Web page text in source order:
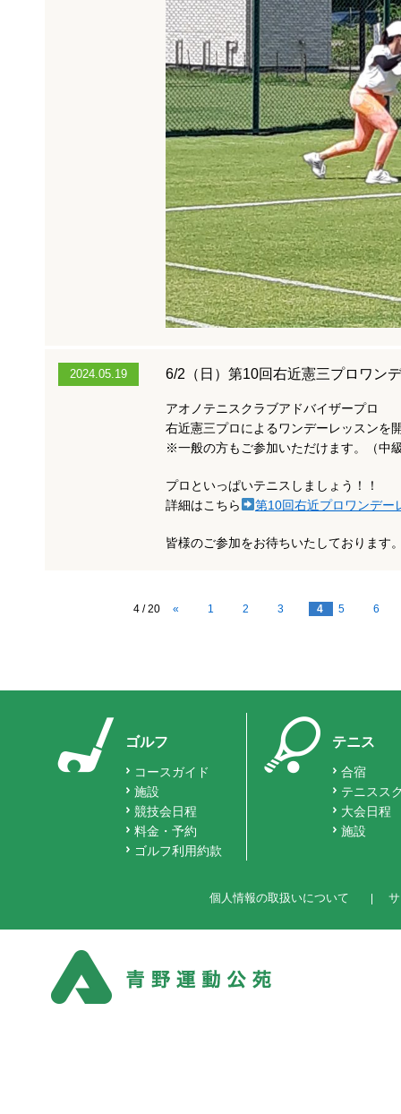
2024.05.19 6/2（日）第10回右近憲三プロワン
アオノテニスクラブアドバイザープロ
右近憲三プロによるワンデーレッスンを
※一般の方もご参加いただけます。（中
プロといっぱいテニスしましょう！！
詳細はこちら
第10回右近プロワンデー
皆様のご参加をお待ちいたしております
4 / 20 « 1 2 3 4 5 6
ゴルフ
コースガイド
施設
競技会日程
料金・予約
ゴルフ利用約款
テニス
合宿
テニスス
大会日程
施設
個人情報の取扱いについて